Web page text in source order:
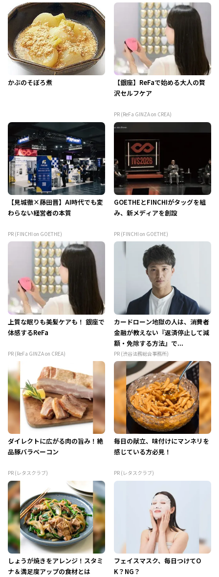
かぶのそぼろ煮
【銀座】ReFaで始める大人の贅
沢セルフケア
PR (ReFa GINZA on CREA)
【見城徹×藤田晋】AI時代でも変
わらない経営者の本質
PR (FINCHI on GOETHE)
GOETHEとFINCHIがタッグを組
み、新メディアを創設
PR (FINCHI on GOETHE)
上質な眠りも美髪ケアも！ 銀座で
体感するReFa
PR (ReFa GINZA on CREA)
カードローン地獄の人は、消費者
金融が教えない『返済停止して減
額・免除する方法』で...
PR (渋谷法務総合事務所)
ダイレクトに広がる肉の旨み！絶
品豚バラベーコン
PR (レタスクラブ)
毎日の献立、味付けにマンネリを
感じている方必見！
PR (レタスクラブ)
しょうが焼きをアレンジ！スタミ
ナ＆満足度アップの食材とは
フェイスマスク、毎日つけてO
K？NG？